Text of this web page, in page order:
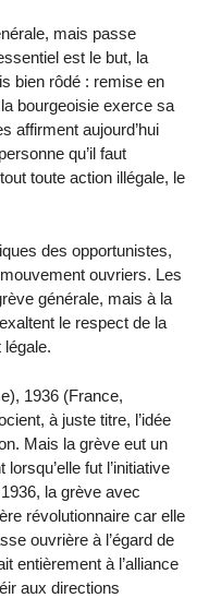
mais passe
est le but, la
bien rôdé : remise en
bourgeoisie exerce sa
affirment aujourd’hui
qu’il faut
toute action illégale, le
des opportunistes,
ouvriers. Les
générale, mais à la
le respect de la
légale.
1936 (France,
à juste titre, l’idée
Mais la grève eut un
fut l’initiative
la grève avec
révolutionnaire car elle
ouvrière à l’égard de
entièrement à l’alliance
aux directions